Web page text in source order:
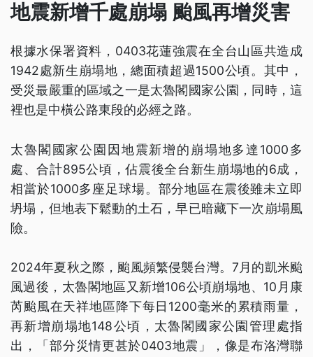
地震新增千處崩塌 颱風再增災害
根據水保署資料，0403花蓮強震在全台山區共造成
1942處新生崩塌地，總面積超過1500公頃。其中，
受災最嚴重的區域之一是太魯閣國家公園，同時，這
裡也是中橫公路東段的必經之路。
太魯閣國家公園因地震新增的崩塌地多達1000多
處、合計895公頃，佔震後全台新生崩塌地的6成，
相當於1000多座足球場。部分地區在震後雖未立即
坍塌，但地表下鬆動的土石，早已暗藏下一次崩塌風
險。
2024年夏秋之際，颱風頻繁侵襲台灣。7月的凱米颱
風過後，太魯閣地區又新增106公頃崩塌地、10月康
芮颱風在天祥地區降下每日1200毫米的累積雨量，
再新增崩塌地148公頃，太魯閣國家公園管理處指
出，「部分災情更甚於0403地震」，像是布洛灣聯